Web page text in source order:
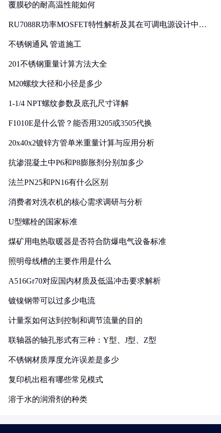
覆膜砂的耐高温性能如何
RU7088R功率MOSFET特性解析及其在可调电源设计中的
不锈钢通风 管道施工
201不锈钢重量计算方法大全
M20螺纹大径和小径是多少
1-1/4 NPT螺纹参数及底孔尺寸详解
F1010E是什么管？能否用3205或3505代换
20x40x2镀锌方管单米重量计算与应用分析
抗渗混凝土中P6和P8膨胀剂分别加多少
法兰PN25和PN16有什么区别
消费者对洗衣机的核心需求调研与分析
U型螺栓的国家标准
煤矿用电热取暖器是否符合防爆电气设备标准
照明母线槽的主要作用是什么
A516Gr70对应国内材质及低温冲击要求解析
镀镍钢带可以过多少电流
计量泵如何达到控制和调节流量的目的
联轴器的轴孔形式有三种：Y型、J型、Z型
不锈钢材质厚度允许误差是多少
复印机出租有哪些常见模式
溶于水的润滑剂的种类